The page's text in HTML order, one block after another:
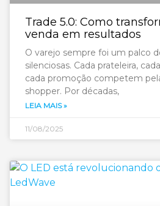
Trade 5.0: Como
venda em resultados
O varejo sempre foi um palco
silenciosas. Cada prateleira,
cada promoção competem
shopper. Por décadas,
LEIA MAIS »
11/08/2025